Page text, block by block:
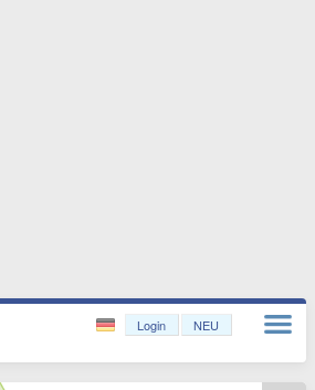
Login NEU